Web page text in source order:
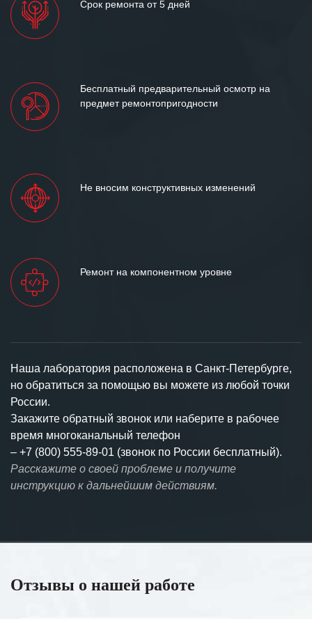
Срок ремонта от 5 дней
Бесплатный предварительный осмотр на
предмет ремонтопригодности
Не вносим конструктивных изменений
Ремонт на компонентном уровне
Наша лаборатория расположена в Санкт-Петербурге,
но обратиться за помощью вы можете из любой точки
России.
Закажите обратный звонок или наберите в рабочее
время многоканальный телефон
– +7 (800) 555-89-01 (звонок по России бесплатный).
Расскажите о своей проблеме и получите
инструкцию к дальнейшим действиям.
Отзывы о нашей работе